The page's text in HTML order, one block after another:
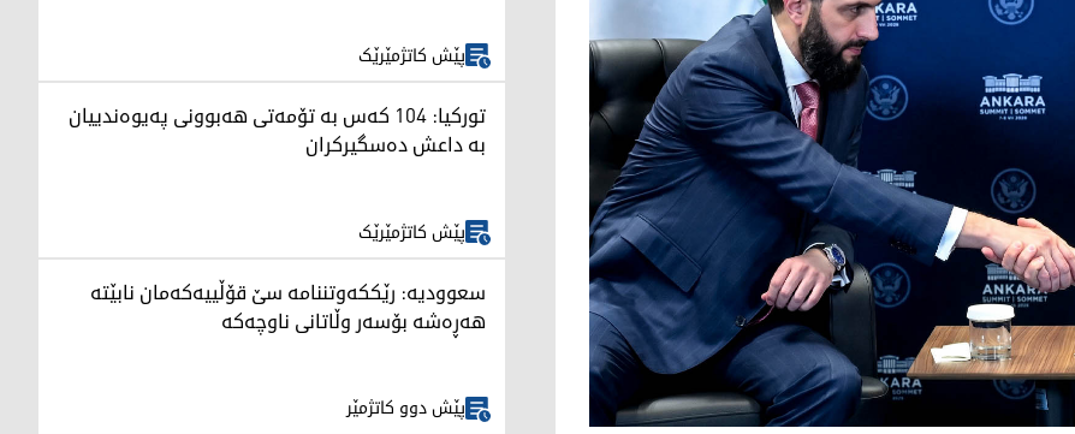
پێش کاتژمێرێک
تورکیا: 104 کەس بە تۆمەتی هەبوونی پەیوەندییان
بە داعش دەسگیرکران
پێش کاتژمێرێک
سعوودیە: رێککەوتننامە سێ قۆڵییەکەمان نابێتە
هەڕەشە بۆسەر وڵاتانی ناوچەکە
پێش دوو کاتژمێر